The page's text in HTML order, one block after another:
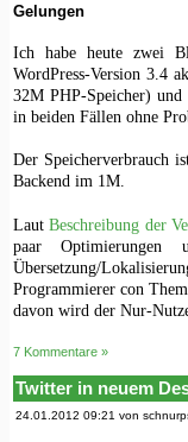
Gelungen
Ich habe heute zwei
WordPress-Version 3.4
32M PHP-Speicher)
in beiden Fällen ohne
Der Speicherverbrauch
Backend im 1M.
LautBeschreibung der
paar
Übersetzung/
Programmierer con
davon wird der Nur-
7 Kommentare »
Twitter in neuem
24.01.2012 09:21 von